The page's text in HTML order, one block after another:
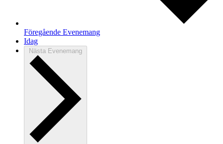
Föregående Evenemang
Idag
Nästa Evenemang